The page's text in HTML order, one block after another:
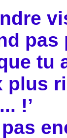
tu
plus
!’